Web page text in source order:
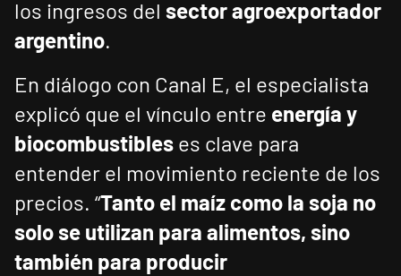
los ingresos del sector agroexportador
argentino.
En diálogo con Canal E, el especialista
explicó que el vínculo entre energía y
biocombustibles es clave para
entender el movimiento reciente de los
precios. “Tanto el maíz como la soja no
solo se utilizan para alimentos, sino
también para producir